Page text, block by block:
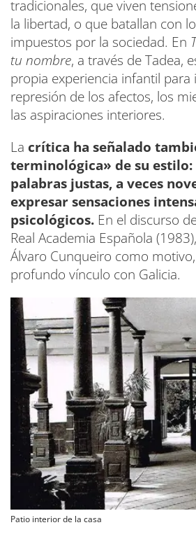
tradicionales, que viven
la libertad, o que batallan con
impuestos por la sociedad. En
tu nombre, a través de Tadea,
propia experiencia infantil para
represión de los afectos, los
las aspiraciones interiores.
La crítica ha señalado
terminológica» de su estilo:
palabras justas, a veces
expresar sensaciones
psicológicos. En el discurso
Real Academia Española
Álvaro Cunqueiro como
profundo vínculo con Galicia.
Patio interior de la casa